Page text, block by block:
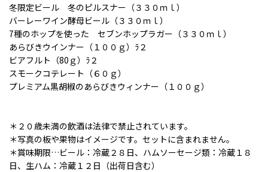
冬限定ビール 冬のピルスナー（３３０ｍｌ）
バーレーワイン酵母ビール（３３０ｍｌ）
7種のホップを使った セブンホップラガー（３３０ｍｌ）
あらびきウインナー（１００ｇ）ﾗ２
ビアフルト（80ｇ）ﾗ２
スモークコテレート（６０ｇ）
プレミアム黒胡椒のあらびきウィンナー（１００ｇ）
＊２０歳未満の飲酒は法律で禁止されています。
＊写真の板や果物はイメージです。セットに含まれません。
＊賞味期限…ビール：冷蔵２８日、ハムソーセージ類：冷蔵１８
日、生ハム：冷蔵１２日（出荷日含む）